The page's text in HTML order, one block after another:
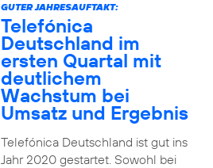
GUTER JAHRESAUFTAKT:
Telefónica
Deutschland im
ersten Quartal mit
deutlichem
Wachstum bei
Umsatz und Ergebnis
Telefónica Deutschland ist gut ins
Jahr 2020 gestartet. Sowohl bei